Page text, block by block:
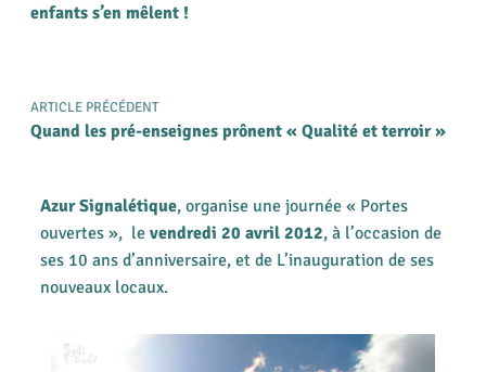
enfants s’en mêlent !
ARTICLE PRÉCÉDENT
Quand les pré-enseignes prônent « Qualité et terroir »
Azur Signalétique, organise une journée « Portes
ouvertes », le vendredi 20 avril 2012, à l’occasion de
ses 10 ans d’anniversaire, et de L’inauguration de ses
nouveaux locaux.